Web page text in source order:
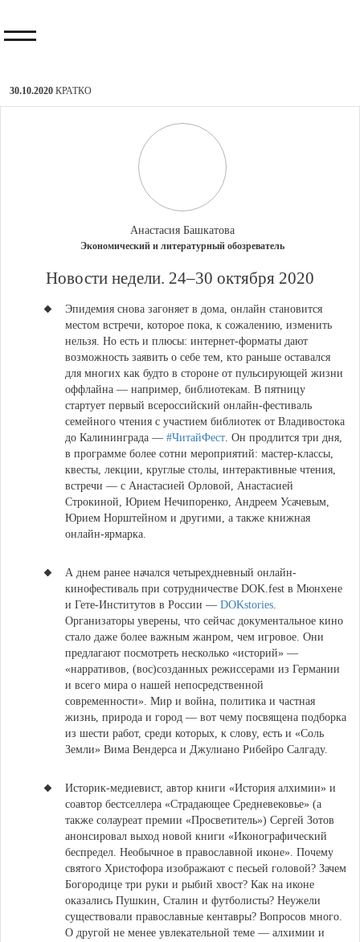
30.10.2020 КРАТКО
Анастасия Башкатова
Экономический и литературный обозреватель
​Новости недели. 24–30 октября 2020
Эпидемия снова загоняет в дома, онлайн становится
местом встречи, которое пока, к сожалению, изменить
нельзя. Но есть и плюсы: интернет-форматы дают
возможность заявить о себе тем, кто раньше оставался
для многих как будто в стороне от пульсирующей жизни
оффлайна — например, библиотекам. В пятницу
стартует первый всероссийский онлайн-фестиваль
семейного чтения с участием библиотек от Владивостока
до Калининграда — #ЧитайФест. Он продлится три дня,
в программе более сотни мероприятий: мастер-классы,
квесты, лекции, круглые столы, интерактивные чтения,
встречи — с Анастасией Орловой, Анастасией
Строкиной, Юрием Нечипоренко, Андреем Усачевым,
Юрием Норштейном и другими, а также книжная
онлайн-ярмарка.
А днем ранее начался четырехдневный онлайн-
кинофестиваль при сотрудничестве DOK.fest в Мюнхене
и Гете-Институтов в России — DOKstories.
Организаторы уверены, что сейчас документальное кино
стало даже более важным жанром, чем игровое. Они
предлагают посмотреть несколько «историй» —
«нарративов, (вос)созданных режиссерами из Германии
и всего мира о нашей непосредственной
современности». Мир и война, политика и частная
жизнь, природа и город — вот чему посвящена подборка
из шести работ, среди которых, к слову, есть и «Соль
Земли» Вима Вендерса и Джулиано Рибейро Салгаду.
Историк-медиевист, автор книги «История алхимии» и
соавтор бестселлера «Страдающее Средневековье» (а
также солауреат премии «Просветитель») Сергей Зотов
анонсировал выход новой книги «Иконографический
беспредел. Необычное в православной иконе». Почему
святого Христофора изображают с песьей головой? Зачем
Богородице три руки и рыбий хвост? Как на иконе
оказались Пушкин, Сталин и футболисты? Неужели
существовали православные кентавры? Вопросов много.
О другой не менее увлекательной теме — алхимии и